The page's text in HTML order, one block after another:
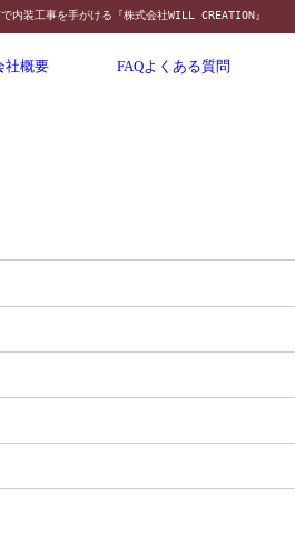
装工事を手がける『株式会社WILL CREATION』
社概要 FAQよくある質問